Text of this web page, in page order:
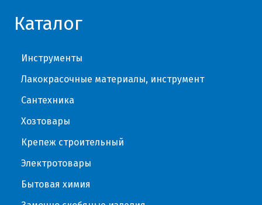
Каталог
Инструменты
Лакокрасочные материалы, инструмент
Сантехника
Хозтовары
Крепеж строительный
Электротовары
Бытовая химия